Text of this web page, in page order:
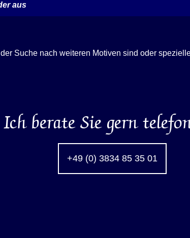
aus
Suche nach weiteren Motiven sind oder
Ich berate Sie gern
+49 (0) 3834 85 35 01